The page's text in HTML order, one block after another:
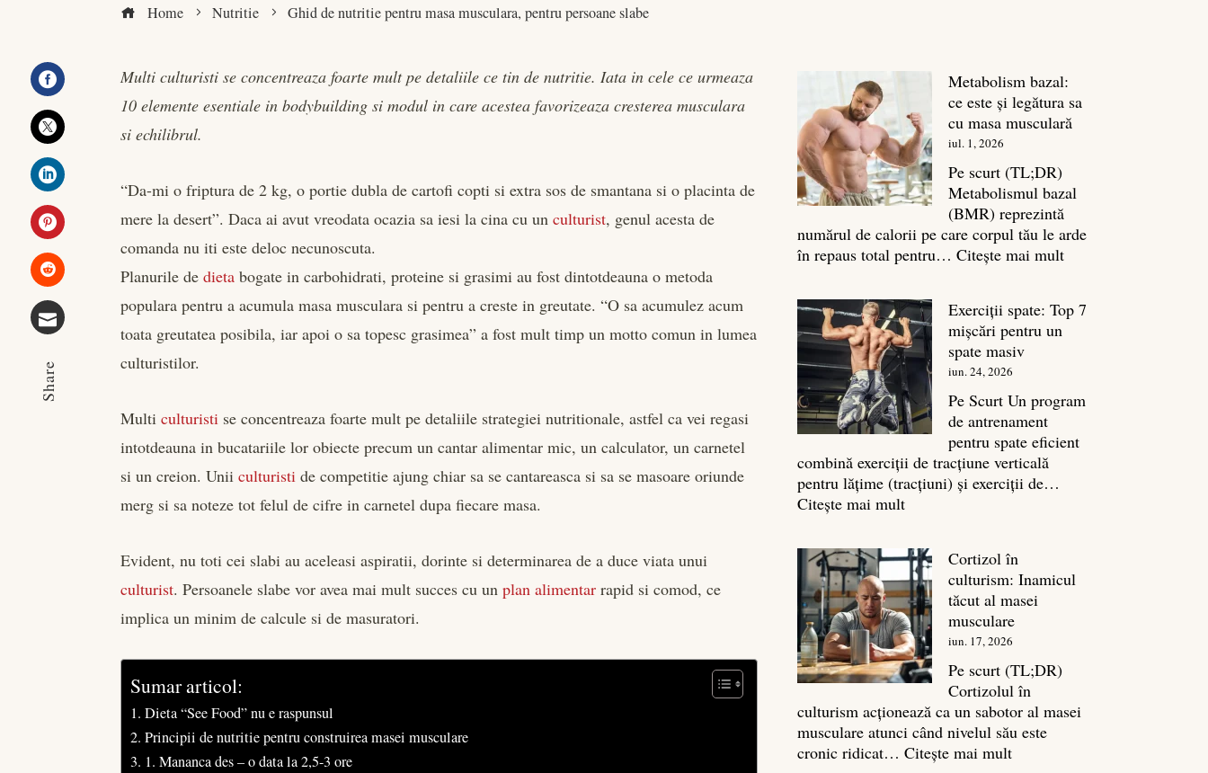
Home Nutritie Ghid de nutritie pentru masa musculara, pentru persoane slabe
Facebook
Twitter
LinkedIn
Pinterest
Stumbleupon
Share
Multi culturisti se concentreaza foarte mult pe detaliile ce tin de nutritie. Iata in cele ce urmeaza
10 elemente esentiale in bodybuilding si modul in care acestea favorizeaza cresterea musculara
si echilibrul.
“Da-mi o friptura de 2 kg, o portie dubla de cartofi copti si extra sos de smantana si o placinta de
mere la desert”. Daca ai avut vreodata ocazia sa iesi la cina cu unculturist, genul acesta de
comanda nu iti este deloc necunoscuta.
Planurile dedieta bogate in carbohidrati, proteine si grasimi au fost dintotdeauna o metoda
populara pentru a acumula masa musculara si pentru a creste in greutate. “O sa acumulez acum
toata greutatea posibila, iar apoi o sa topesc grasimea” a fost mult timp un motto comun in lumea
culturistilor.
Multiculturisti se concentreaza foarte mult pe detaliile strategiei nutritionale, astfel ca vei regasi
intotdeauna in bucatariile lor obiecte precum un cantar alimentar mic, un calculator, un carnetel
si un creion. Uniiculturisti de competitie ajung chiar sa se cantareasca si sa se masoare oriunde
merg si sa noteze tot felul de cifre in carnetel dupa fiecare masa.
Evident, nu toti cei slabi au aceleasi aspiratii, dorinte si determinarea de a duce viata unui
culturist. Persoanele slabe vor avea mai mult succes cu unplan alimentar rapid si comod, ce
implica un minim de calcule si de masuratori.
Sumar articol:
Dieta “See Food” nu e raspunsul
Principii de nutritie pentru construirea masei musculare
1. Mananca des – o data la 2,5-3 ore
Metabolism bazal:
ce este și legătura sa
cu masa musculară
iul. 1, 2026
Pe scurt (TL;DR)
Metabolismul bazal
(BMR) reprezintă
numărul de calorii pe care corpul tău le arde
în repaus total pentru…Citește mai mult:
ce
sa
masa
Exerciții spate: Top 7
mișcări pentru un
spate masiv
iun. 24, 2026
Pe Scurt Un program
de antrenament
pentru spate eficient
combină exerciții de tracțiune verticală
pentru lățime (tracțiuni) și exerciții de…
Citește mai mult:
spate:
Top
7
mișcări
pentru
un
spate
masiv
Cortizol în
culturism: Inamicul
tăcut al masei
musculare
iun. 17, 2026
Pe scurt (TL;DR)
Cortizolul în
culturism acționează ca un sabotor al masei
musculare atunci când nivelul său este
cronic ridicat…Citește mai mult: